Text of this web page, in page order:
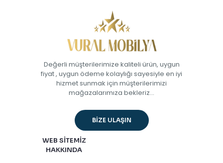
Değerli müşterilerimize kaliteli ürün, uygun
fiyat , uygun ödeme kolaylığı sayesiyle en iyi
hizmet sunmak için müşterilerimizi
mağazalarımıza bekleriz...
BİZE ULAŞIN
WEB SİTEMİZ
HAKKINDA